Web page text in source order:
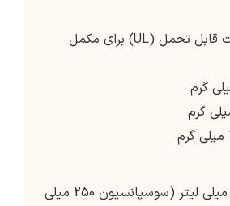
سطح بالای دریافت قابل تحمل (UL) برای مکمل
12 سال به بالا: 10 میلی لیتر (سوسپانسیون 250 میلی